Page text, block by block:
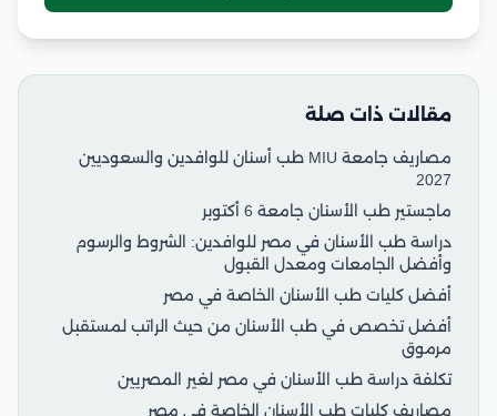
مقالات ذات صلة
مصاريف جامعة MIU طب أسنان للوافدين والسعوديين
2027
ماجستير طب الأسنان جامعة 6 أكتوبر
دراسة طب الأسنان في مصر للوافدين: الشروط والرسوم
وأفضل الجامعات ومعدل القبول
أفضل كليات طب الأسنان الخاصة في مصر
أفضل تخصص في طب الأسنان من حيث الراتب لمستقبل
مرموق
تكلفة دراسة طب الأسنان في مصر لغير المصريين
مصاريف كليات طب الأسنان الخاصة في مصر